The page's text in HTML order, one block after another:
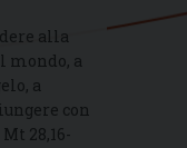
alla
a
a
con
28,16-